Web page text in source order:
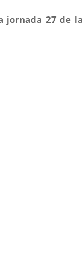
jornada 27 de la